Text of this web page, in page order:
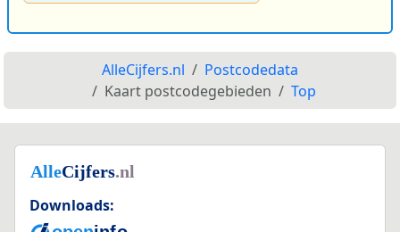
AlleCijfers.nl
Postcodedata
Kaart postcodegebieden
Top
Downloads: